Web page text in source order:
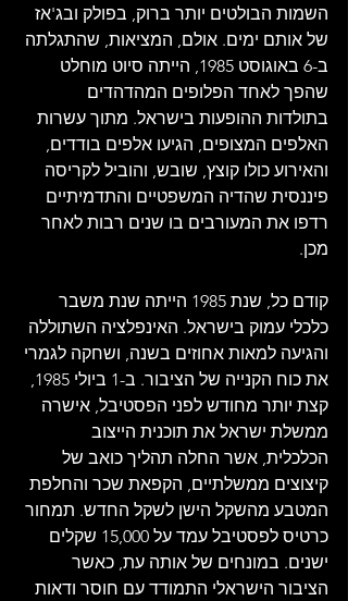
השמות הבולטים יותר ברוק, בפולק ובג'אז
של אותם ימים. אולם, המציאות, שהתגלתה
ב-6 באוגוסט 1985, הייתה סיוט מוחלט
שהפך לאחד הפלופים המהדהדים
בתולדות ההופעות בישראל. מתוך עשרות
האלפים המצופים, הגיעו אלפים בודדים,
והאירוע כולו קוצץ, שובש, והוביל לקריסה
פיננסית שהדיה המשפטיים והתדמיתיים
רדפו את המעורבים בו שנים רבות לאחר
מכן.
קודם כל, שנת 1985 הייתה שנת משבר
כלכלי עמוק בישראל. האינפלציה השתוללה
והגיעה למאות אחוזים בשנה, ושחקה לגמרי
את כוח הקנייה של הציבור. ב-1 ביולי 1985,
קצת יותר מחודש לפני הפסטיבל, אישרה
ממשלת ישראל את תוכנית הייצוב
הכלכלית, אשר החלה תהליך כואב של
קיצוצים ממשלתיים, הקפאת שכר והחלפת
המטבע מהשקל הישן לשקל החדש. תמחור
כרטיס לפסטיבל עמד על 15,000 שקלים
ישנים. במונחים של אותה עת, כאשר
הציבור הישראלי התמודד עם חוסר ודאות